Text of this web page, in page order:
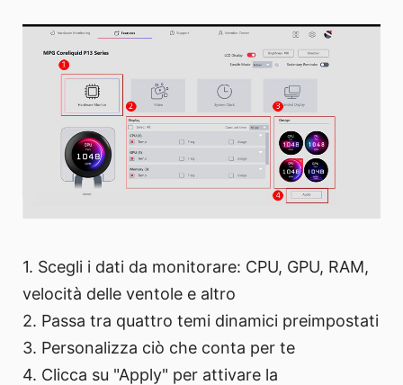
1. Scegli i dati da monitorare: CPU, GPU, RAM,
velocità delle ventole e altro
2. Passa tra quattro temi dinamici preimpostati
3. Personalizza ciò che conta per te
4. Clicca su "Apply" per attivare la